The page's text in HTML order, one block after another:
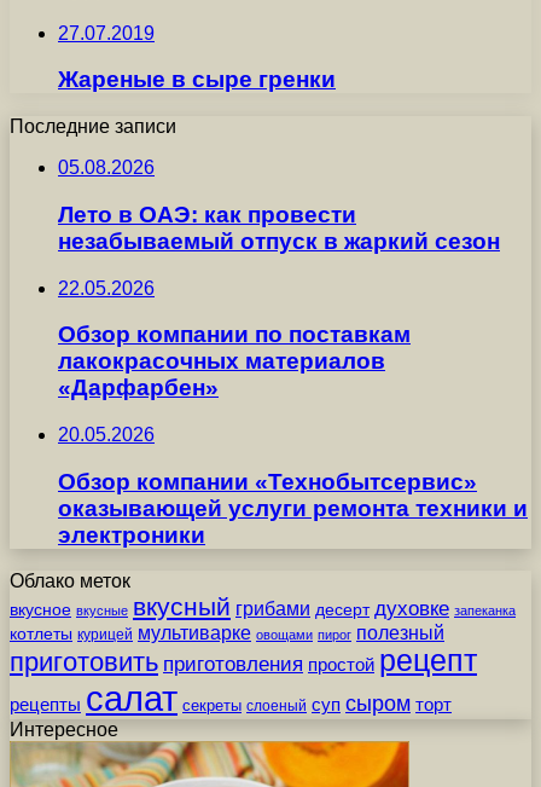
27.07.2019
Жареные в сыре гренки
Последние записи
05.08.2026
Лето в ОАЭ: как провести
незабываемый отпуск в жаркий сезон
22.05.2026
Обзор компании по поставкам
лакокрасочных материалов
«Дарфарбен»
20.05.2026
Обзор компании «Технобытсервис»
оказывающей услуги ремонта техники и
электроники
Облако меток
вкусное вкусные вкусный грибами десерт духовке запеканка
котлеты курицей мультиварке овощами пирог полезный
приготовить приготовления простой рецепт
рецепты салат секреты слоеный суп сыром торт
Интересное